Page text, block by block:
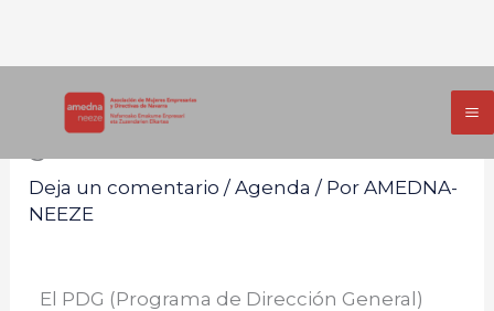
PDG – Programa de dirección
general del IESE
Deja un comentario /Agenda / PorAMEDNA-
NEEZE
El PDG (Programa de Dirección General)